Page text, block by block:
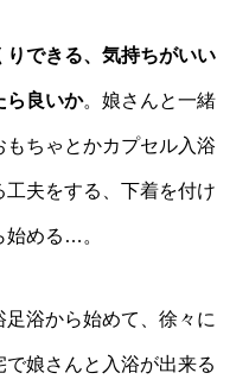
できる、気持ちがいい
ら良いか。娘さんと一緒
ちゃとかカプセル入浴
夫をする、下着を付け
始める…。
浴から始めて、徐々に
娘さんと入浴が出来る